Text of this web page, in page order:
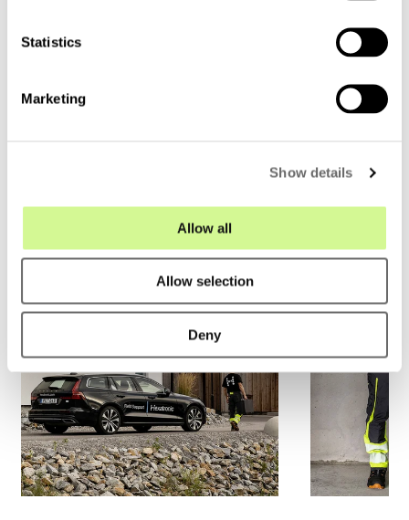
Statistics
Marketing
Show details
Allow all
Allow selection
Deny
Verwandte Themen